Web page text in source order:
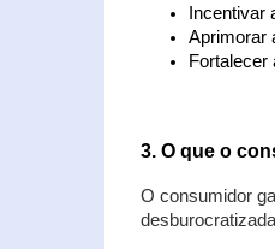
Incentivar
Aprimorar
Fortalecer
3. O que o
O consumidor